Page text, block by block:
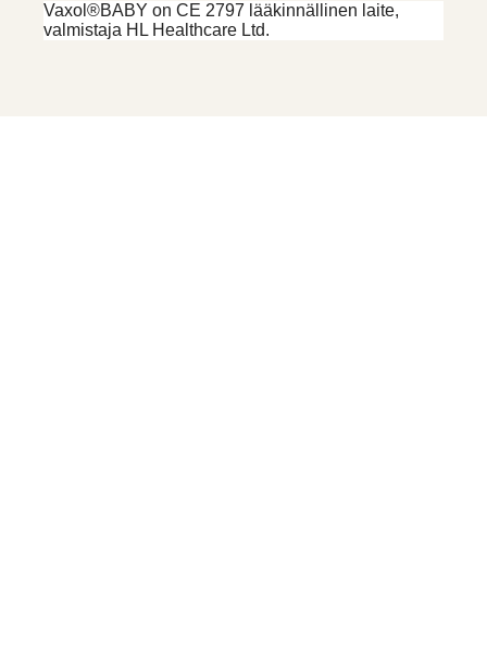
Vaxol®BABY on CE 2797 lääkinnällinen laite,
valmistaja HL Healthcare Ltd.